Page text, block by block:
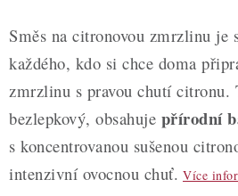
Směs na citronovou zmrzlinu je
každého, kdo si chce doma
zmrzlinu s pravou chutí citronu.
bezlepkový, obsahuje přírodní
s koncentrovanou sušenou
intenzivní ovocnou chuť. Více